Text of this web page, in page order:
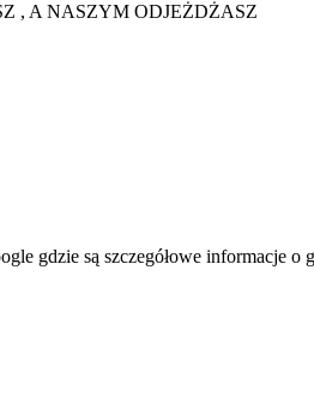
, A NASZYM ODJEŻDŻASZ
gdzie są szczegółowe informacje o